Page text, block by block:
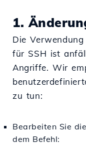
1.
Die
für SSH ist
Angriffe. Wir
zu tun:
Bearbeiten Sie
dem Befehl: